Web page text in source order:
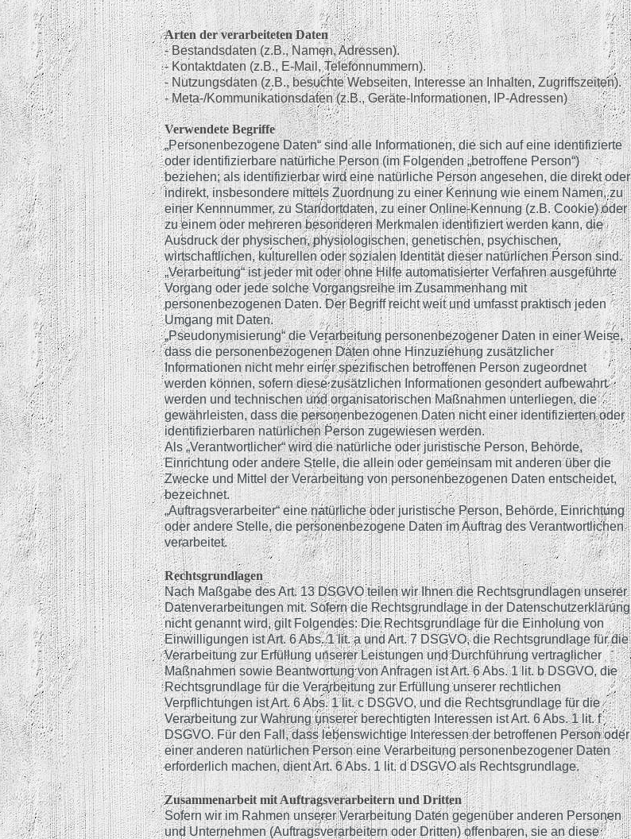
Arten der verarbeiteten Daten
- Bestandsdaten (z.B., Namen, Adressen).
- Kontaktdaten (z.B., E-Mail, Telefonnummern).
- Nutzungsdaten (z.B., besuchte Webseiten, Interesse an Inhalten, Zugriffszeiten).
- Meta-/Kommunikationsdaten (z.B., Geräte-Informationen, IP-Adressen)
Verwendete Begriffe
„Personenbezogene Daten“ sind alle Informationen, die sich auf eine identifizierte
oder identifizierbare natürliche Person (im Folgenden „betroffene Person“)
beziehen; als identifizierbar wird eine natürliche Person angesehen, die direkt oder
indirekt, insbesondere mittels Zuordnung zu einer Kennung wie einem Namen, zu
einer Kennnummer, zu Standortdaten, zu einer Online-Kennung (z.B. Cookie) oder
zu einem oder mehreren besonderen Merkmalen identifiziert werden kann, die
Ausdruck der physischen, physiologischen, genetischen, psychischen,
wirtschaftlichen, kulturellen oder sozialen Identität dieser natürlichen Person sind.
„Verarbeitung“ ist jeder mit oder ohne Hilfe automatisierter Verfahren ausgeführte
Vorgang oder jede solche Vorgangsreihe im Zusammenhang mit
personenbezogenen Daten. Der Begriff reicht weit und umfasst praktisch jeden
Umgang mit Daten.
„Pseudonymisierung“ die Verarbeitung personenbezogener Daten in einer Weise,
dass die personenbezogenen Daten ohne Hinzuziehung zusätzlicher
Informationen nicht mehr einer spezifischen betroffenen Person zugeordnet
werden können, sofern diese zusätzlichen Informationen gesondert aufbewahrt
werden und technischen und organisatorischen Maßnahmen unterliegen, die
gewährleisten, dass die personenbezogenen Daten nicht einer identifizierten oder
identifizierbaren natürlichen Person zugewiesen werden.
Als „Verantwortlicher“ wird die natürliche oder juristische Person, Behörde,
Einrichtung oder andere Stelle, die allein oder gemeinsam mit anderen über die
Zwecke und Mittel der Verarbeitung von personenbezogenen Daten entscheidet,
bezeichnet.
„Auftragsverarbeiter“ eine natürliche oder juristische Person, Behörde, Einrichtung
oder andere Stelle, die personenbezogene Daten im Auftrag des Verantwortlichen
verarbeitet.
Rechtsgrundlagen
Nach Maßgabe des Art. 13 DSGVO teilen wir Ihnen die Rechtsgrundlagen unserer
Datenverarbeitungen mit. Sofern die Rechtsgrundlage in der Datenschutzerklärung
nicht genannt wird, gilt Folgendes: Die Rechtsgrundlage für die Einholung von
Einwilligungen ist Art. 6 Abs. 1 lit. a und Art. 7 DSGVO, die Rechtsgrundlage für die
Verarbeitung zur Erfüllung unserer Leistungen und Durchführung vertraglicher
Maßnahmen sowie Beantwortung von Anfragen ist Art. 6 Abs. 1 lit. b DSGVO, die
Rechtsgrundlage für die Verarbeitung zur Erfüllung unserer rechtlichen
Verpflichtungen ist Art. 6 Abs. 1 lit. c DSGVO, und die Rechtsgrundlage für die
Verarbeitung zur Wahrung unserer berechtigten Interessen ist Art. 6 Abs. 1 lit. f
DSGVO. Für den Fall, dass lebenswichtige Interessen der betroffenen Person oder
einer anderen natürlichen Person eine Verarbeitung personenbezogener Daten
erforderlich machen, dient Art. 6 Abs. 1 lit. d DSGVO als Rechtsgrundlage.
Zusammenarbeit mit Auftragsverarbeitern und Dritten
Sofern wir im Rahmen unserer Verarbeitung Daten gegenüber anderen Personen
und Unternehmen (Auftragsverarbeitern oder Dritten) offenbaren, sie an diese